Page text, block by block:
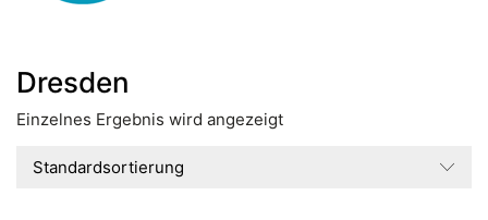
Dresden
Einzelnes Ergebnis wird angezeigt
Standardsortierung